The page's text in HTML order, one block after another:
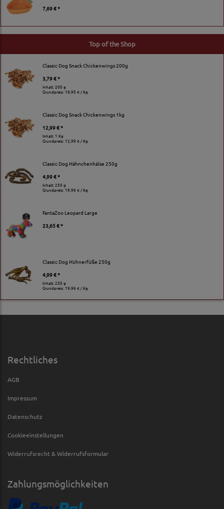
7,69 € *
Top of the Shop
Classic Dog Snack Chickenwings 200g
3,79 € *
Inhalt: 200 g
Grundpreis: 18,95 € / Kg
Classic Dog Snack Chickenwings 1kg
12,99 € *
Inhalt: 1 Kg
Grundpreis: 12,99 € / Kg
Classic Dog Hähnchenhälse 250g
4,99 € *
Inhalt: 250 g
Grundpreis: 19,96 € / Kg
FantaZoo Leopard Large
23,65 € *
Classic Dog Hühnerfüße 250g
4,99 € *
Inhalt: 250 g
Grundpreis: 19,96 € / Kg
Rechtliches
AGB
Impressum
Datenschutz
Cookieeinstellungen
Widerrufsrecht & Widerrufsformular
Zahlungsmöglichkeiten